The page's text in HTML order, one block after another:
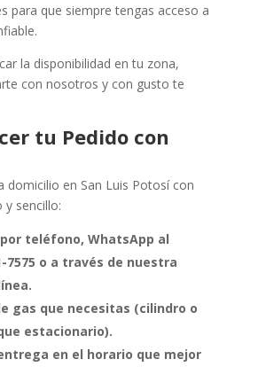
para que siempre tengas acceso a
la disponibilidad en tu zona,
con nosotros y con gusto te
tu Pedido con
domicilio en San Luis Potosí con
y sencillo:
teléfono, WhatsApp al
7575 o a través de nuestra
gas que necesitas (cilindro o
estacionario).
en el horario que mejor